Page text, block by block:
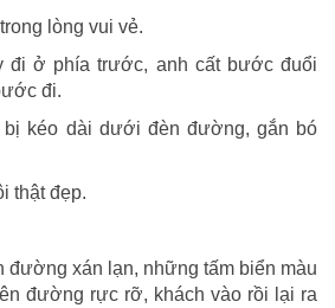
lòng vui vẻ.
đi ở phía trước, anh cất bước đuổi
đi.
kéo dài dưới đèn đường, gắn bó
thật đẹp.
xán lạn, những tấm biển màu
đường rực rỡ, khách vào rồi lại ra